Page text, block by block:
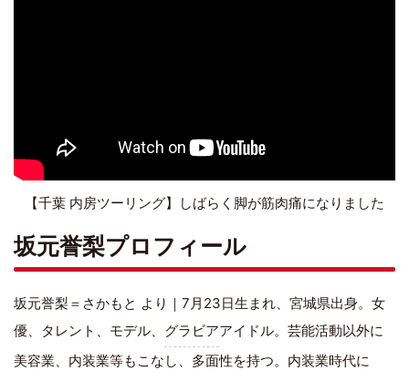
【千葉 内房ツーリング】しばらく脚が筋肉痛になりました
坂元誉梨プロフィール
坂元誉梨＝さかもと より｜7月23日生まれ、宮城県出身。女
優、タレント、モデル、 グラビアアイドル。芸能活動以外に
美容業、内装業等もこなし、多面性を持つ。内装業時代に